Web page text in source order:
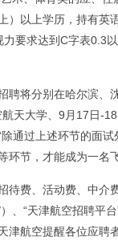
）以上学历，持有英
要求达到C字表0.3
将分别在哈尔滨、
天大学、9月17日-
通过上述环节的面
节，才能成为一名
费、活动费、中介
、“天津航空招聘平
津航空提醒各位应聘